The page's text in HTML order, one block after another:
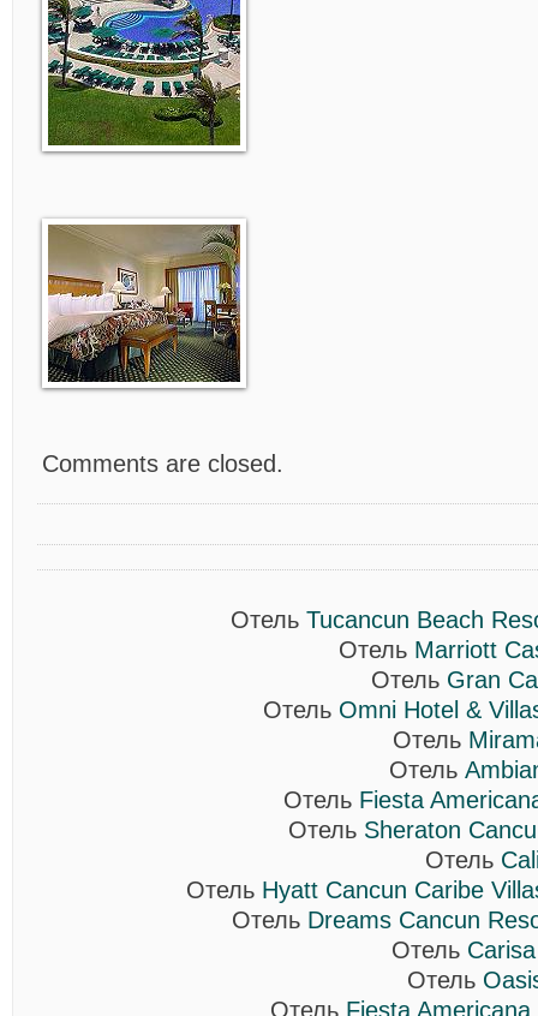
Comments are closed.
Отель Tucancun Beach
Отель Marriott
Отель Gran
Отель Omni Hotel &
Отель
Отель
Отель Fiesta
Отель Sheraton
Отель
Отель Hyatt Cancun Caribe
Отель Dreams Cancun
Отель
Отель
Отель Fiesta